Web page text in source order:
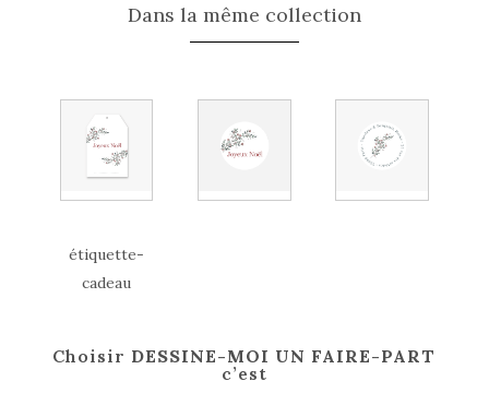
Dans la même collection
étiquette-
cadeau
Choisir DESSINE-MOI UN FAIRE-PART
c’est